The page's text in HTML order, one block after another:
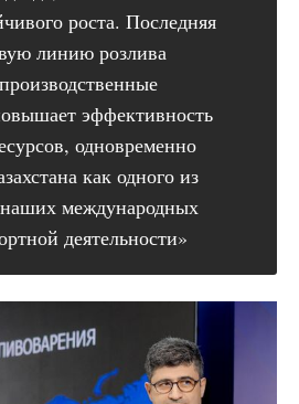
роста. Последняя
линию розлива
эффективность
одновременно
как одного из
международных
деятельности»